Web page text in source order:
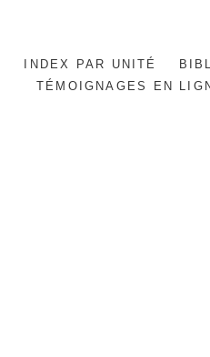
INDEX PAR UNITÉ
TÉMOIGNAGES EN